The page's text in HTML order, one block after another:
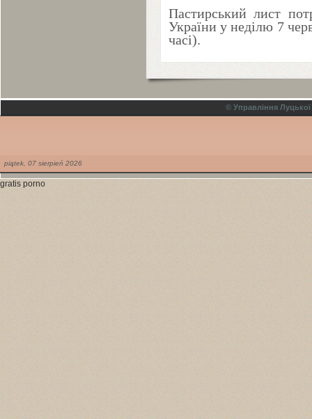
Пастирський лист
України у неділю 7
часі).
© Управління Луцької
piątek, 07 sierpień 2026
gratis porno